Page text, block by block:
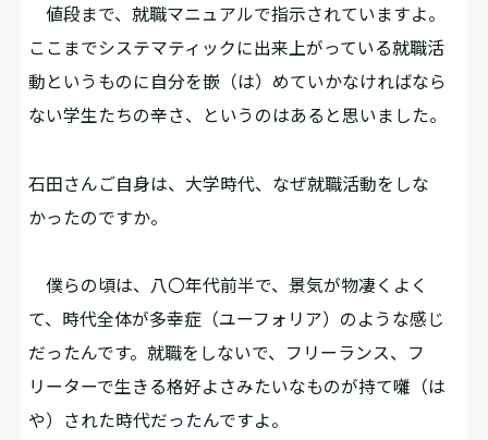
値段まで、就職マニュアルで指示されていますよ。
ここまでシステマティックに出来上がっている就職活
動というものに自分を嵌（は）めていかなければなら
ない学生たちの辛さ、というのはあると思いました。
――石田さんご自身は、大学時代、なぜ就職活動をしな
かったのですか。
僕らの頃は、八〇年代前半で、景気が物凄くよく
て、時代全体が多幸症（ユーフォリア）のような感じ
だったんです。就職をしないで、フリーランス、フ
リーターで生きる格好よさみたいなものが持て囃（は
や）された時代だったんですよ。